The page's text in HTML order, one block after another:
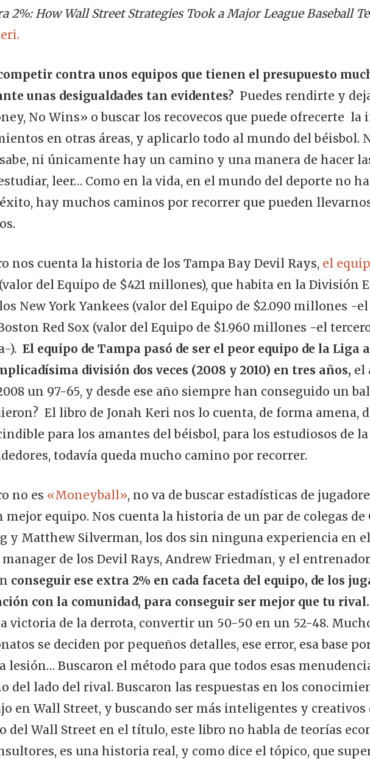
2%: How Wall Street Strategies Took a Major League Baseball
contra unos equipos que tienen el presupuesto
unas desigualdades tan evidentes? Puedes rendirte y
No Wins» o buscar los recovecos que puede ofrecerte
en otras áreas, y aplicarlo todo al mundo del béisbol.
ni únicamente hay un camino y una manera de hacer
leer… Como en la vida, en el mundo del deporte no
hay muchos caminos por recorrer que pueden
nos cuenta la historia de los Tampa Bay Devil Rays, el
(valor del Equipo de $421 millones), que habita en la División
New York Yankees (valor del Equipo de $2.090 millones -
Red Sox (valor del Equipo de $1.960 millones -el
). El equipo de Tampa pasó de ser el peor equipo de la Liga
división dos veces (2008 y 2010) en tres años, el
un 97-65, y desde ese año siempre han conseguido un
El libro de Jonah Keri nos lo cuenta, de forma amena,
para los amantes del béisbol, para los estudiosos de
todavía queda mucho camino por recorrer.
no es «Moneyball», no va de buscar estadísticas de
mejor equipo. Nos cuenta la historia de un par de colegas de
y Matthew Silverman, los dos sin ninguna experiencia en
de los Devil Rays, Andrew Friedman, y el
conseguir ese extra 2% en cada faceta del equipo, de los
con la comunidad, para conseguir ser mejor que tu rival.
victoria de la derrota, convertir un 50-50 en un 52-48.
se deciden por pequeños detalles, ese error, esa base
lesión… Buscaron el método para que todos esas
del lado del rival. Buscaron las respuestas en los
en Wall Street, y buscando ser más inteligentes y creativos
del Wall Street en el título, este libro no habla de teorías
es una historia real, y como dice el tópico, que